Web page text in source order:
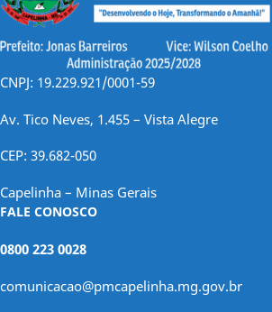
CNPJ: 19.229.921/0001-59
Av. Tico Neves, 1.455 – Vista Alegre
CEP: 39.682-050
Capelinha – Minas Gerais
FALE CONOSCO
0800 223 0028
comunicacao@pmcapelinha.mg.gov.br